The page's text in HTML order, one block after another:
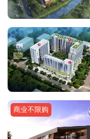
商业不限购